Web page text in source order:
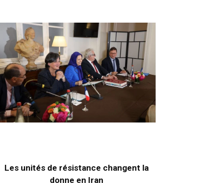
Les unités de résistance changent la
donne en Iran